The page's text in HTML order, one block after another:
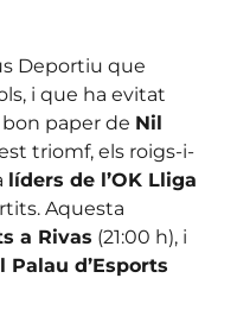
Deportiu que
i que ha evitat
bon paper de Nil
triomf, els roigs-i-
líders de l’OK Lliga
Aquesta
a Rivas (21:00 h), i
d’Esports